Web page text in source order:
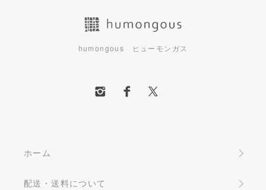
humongous ヒューモンガス
ホーム
配送・送料について